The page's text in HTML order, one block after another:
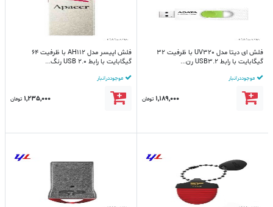
فلش ای دیتا مدل UV320 با ظرفیت 32
گیگابایت با رابط USB3.2 رن...
موجود در انبار
1,189,000 تومان
فلش اپیسر مدل AH112 با ظرفیت 64
گیگابایت با رابط USB 2.0 رنگ...
موجود در انبار
1,235,000 تومان